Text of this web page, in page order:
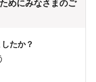
めにみなさまのご
たか？